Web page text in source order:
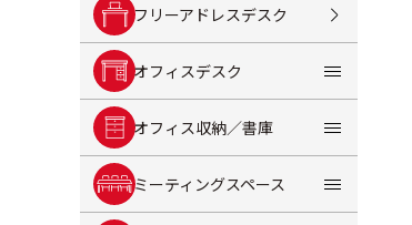
フリーアドレスデスク
オフィスデスク
オフィス収納／書庫
ミーティングスペース